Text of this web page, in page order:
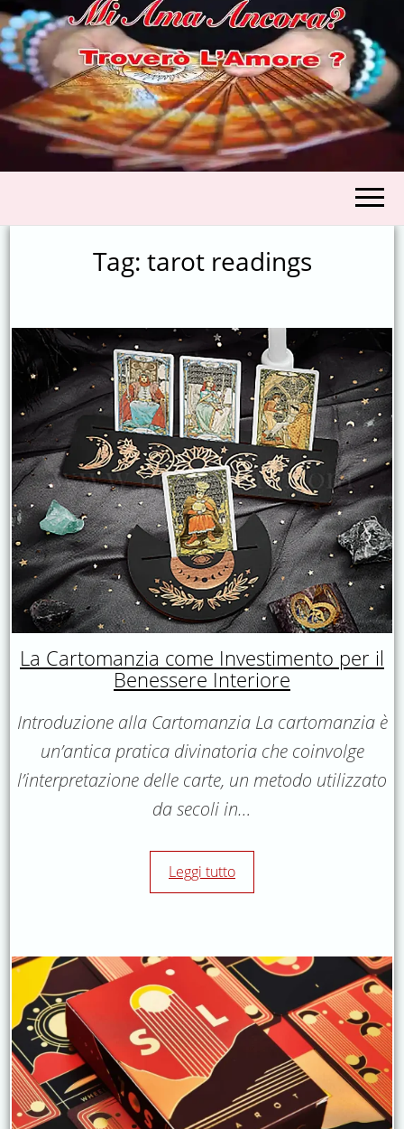
AMORE
Tag: tarot readings
La Cartomanzia come Investimento per il
Benessere Interiore
Introduzione alla Cartomanzia La cartomanzia è
un’antica pratica divinatoria che coinvolge
l’interpretazione delle carte, un metodo utilizzato
da secoli in…
Leggi tutto